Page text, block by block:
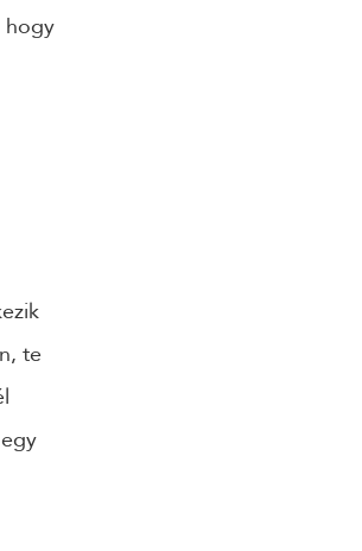
hogy
te